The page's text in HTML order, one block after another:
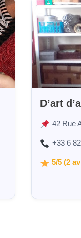
D’art
42 Rue
+33 6
5/5 (2